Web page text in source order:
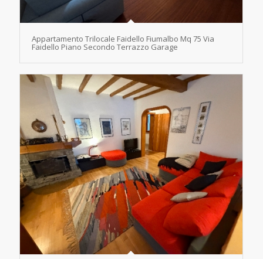
Appartamento Trilocale Faidello Fiumalbo Mq 75 Via
Faidello Piano Secondo Terrazzo Garage